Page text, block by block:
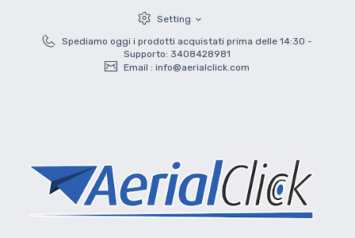
Setting expand_more
Spediamo oggi i prodotti acquistati prima delle 14:30 -
Supporto: 3408428981
Email : info@aerialclick.com